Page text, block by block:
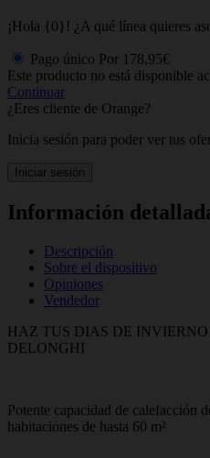
¡Hola {0}! ¿A qué línea quieres
Pago único Por 178,95€
Este producto no está disponible
Continuar
¿Eres cliente de Orange?
Inicia sesión para poder ver tus
Iniciar sesión
Información
Descripción
Sobre el dispositivo
Opiniones
Vendedor
HAZ TUS DIAS DE
DELONGHI
Potente capacidad de calefacción
habitaciones de hasta 60 m²